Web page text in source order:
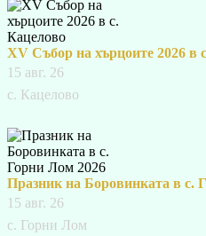
XV Събор на хърцоите 2026 в
15 авг. 26
с. Кацелово
Празник на Боровинката в с.
15 авг. 26
с. Горни Лом